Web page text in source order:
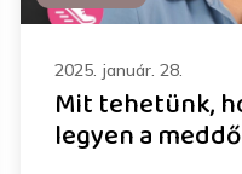
2025. január. 28.
Mit tehetünk,
legyen a